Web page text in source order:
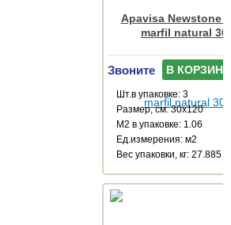
Apavisa Newstone
marfil natural
Звоните В КОРЗИНУ
Шт.в упаковке: 3
Размер, см: 30x120
М2 в упаковке: 1.06
Ед.измерения: м2
Веc упаковки, кг: 27.885